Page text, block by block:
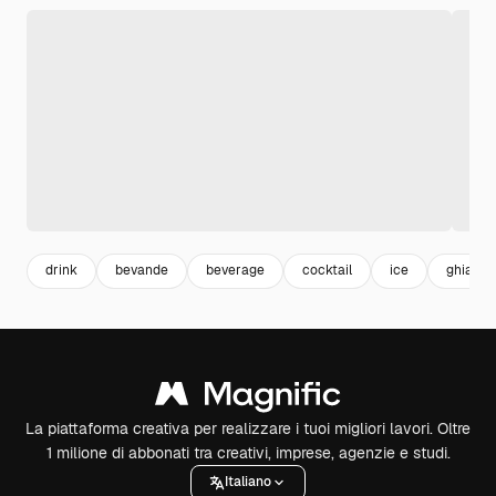
drink bevande beverage cocktail ice
La piattaforma creativa per realizzare i tuoi migliori lavori. Oltre
1 milione di abbonati tra creativi, imprese, agenzie e studi.
Italiano